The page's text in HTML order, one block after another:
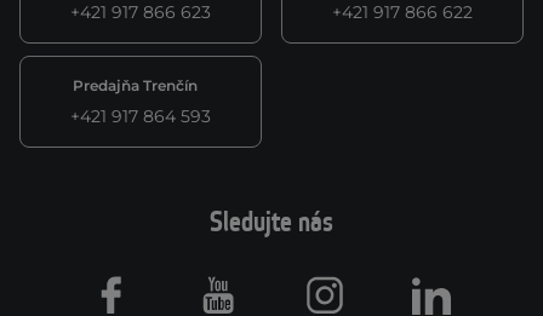
+421 917 866 623 +421 917 866 622
Predajňa Trenčín
+421 917 864 593
Sledujte nás
Facebook Youtube Instagram LinkedIn